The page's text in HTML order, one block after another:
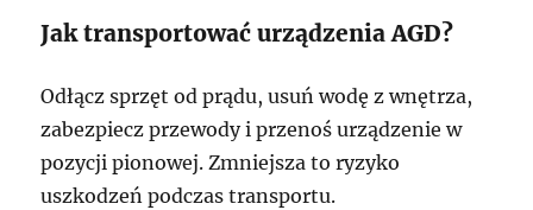
Jak transportować urządzenia AGD?
Odłącz sprzęt od prądu, usuń wodę z wnętrza,
zabezpiecz przewody i przenoś urządzenie w
pozycji pionowej. Zmniejsza to ryzyko
uszkodzeń podczas transportu.